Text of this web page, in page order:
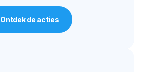
Ontdek de acties